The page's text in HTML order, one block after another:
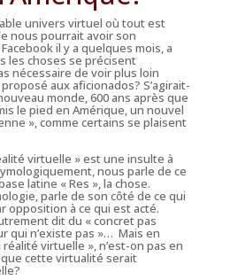
univers virtuel où tout est
nous pourrait avoir son
il y a quelques mois, a
les choses se précisent
nécessaire de voir plus loin
aux aficionados? S’agirait-
monde, 600 ans après que
le pied en Amérique, un nouvel
», comme certains se plaisent
virtuelle » est une insulte à
nous parle de ce
latine « Res », la chose.
parle de son côté de ce qui
opposition à ce qui est acté.
dit du « concret pas
qui n’existe pas »… Mais en
virtuelle », n’est-on pas en
cette virtualité serait